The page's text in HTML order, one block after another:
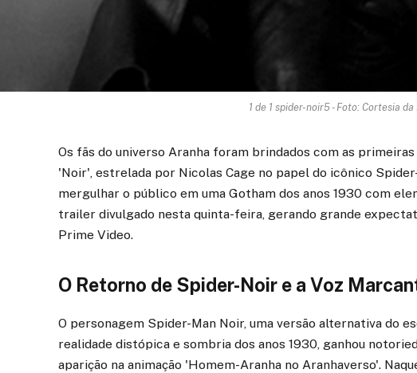
1 de 1 spider-noir5 - Foto: Cortesia da
Os fãs do universo Aranha foram brindados com as
'Noir', estrelada por Nicolas Cage no papel do icônico
mergulhar o público em uma Gotham dos anos 1930 com
trailer divulgado nesta quinta-feira, gerando grande
Prime Video.
O Retorno de Spider-Noir e a Voz
O personagem Spider-Man Noir, uma versão alternativa do
realidade distópica e sombria dos anos 1930, ganhou
aparição na animação 'Homem-Aranha no Aranhaverso'.